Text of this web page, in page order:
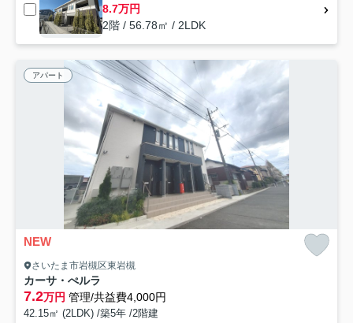
8.7万円
2階 / 56.78㎡ / 2LDK
アパート
NEW
さいたま市岩槻区東岩槻
カーサ・ぺルラ
7.2万円 管理/共益費4,000円
42.15㎡ (2LDK) /築5年 /2階建